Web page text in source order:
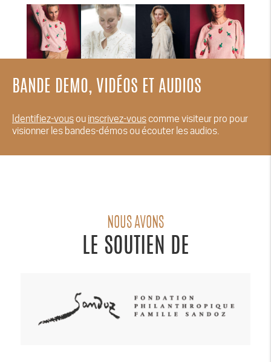
BANDE DEMO, VIDÉOS ET AUDIOS
Identifiez-vousou inscrivez-vouscomme visiteur pro pour
visionner les bandes-démos ou écouter les audios.
NOUS AVONS
LE SOUTIEN DE